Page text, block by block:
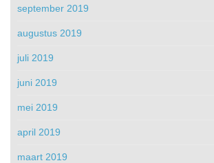
september 2019
augustus 2019
juli 2019
juni 2019
mei 2019
april 2019
maart 2019